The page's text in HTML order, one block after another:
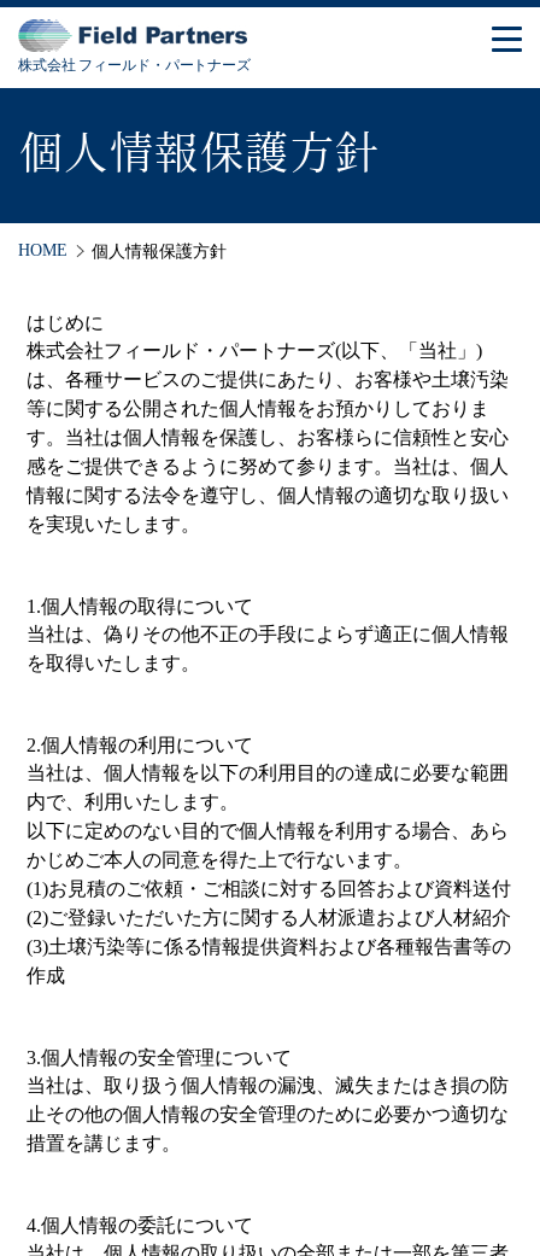
株式会社 フィールド・パートナーズ
個人情報保護方針
HOME 個人情報保護方針
はじめに
株式会社フィールド・パートナーズ(以下、「当社」)
は、各種サービスのご提供にあたり、お客様や土壌汚染
等に関する公開された個人情報をお預かりしておりま
す。当社は個人情報を保護し、お客様らに信頼性と安心
感をご提供できるように努めて参ります。当社は、個人
情報に関する法令を遵守し、個人情報の適切な取り扱い
を実現いたします。
1.個人情報の取得について
当社は、偽りその他不正の手段によらず適正に個人情報
を取得いたします。
2.個人情報の利用について
当社は、個人情報を以下の利用目的の達成に必要な範囲
内で、利用いたします。
以下に定めのない目的で個人情報を利用する場合、あら
かじめご本人の同意を得た上で行ないます。
(1)お見積のご依頼・ご相談に対する回答および資料送付
(2)ご登録いただいた方に関する人材派遣および人材紹介
(3)土壌汚染等に係る情報提供資料および各種報告書等の
作成
3.個人情報の安全管理について
当社は、取り扱う個人情報の漏洩、滅失またはき損の防
止その他の個人情報の安全管理のために必要かつ適切な
措置を講じます。
4.個人情報の委託について